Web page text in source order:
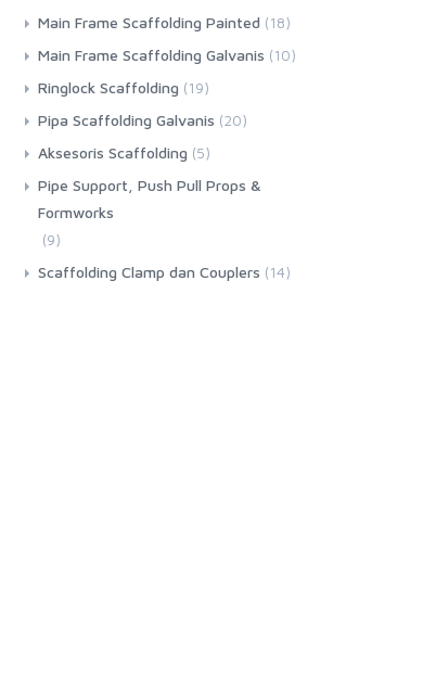
Main Frame Scaffolding Painted (18)
Main Frame Scaffolding Galvanis (10)
Ringlock Scaffolding (19)
Pipa Scaffolding Galvanis (20)
Aksesoris Scaffolding (5)
Pipe Support, Push Pull Props &
Formworks
(9)
Scaffolding Clamp dan Couplers (14)